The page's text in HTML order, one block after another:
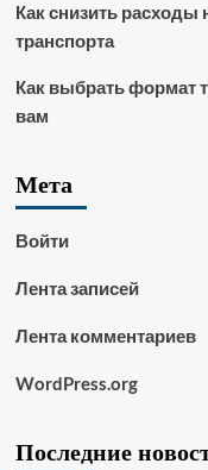
Как снизить расходы
транспорта
Как выбрать формат
вам
Мета
Войти
Лента записей
Лента комментариев
WordPress.org
Последние